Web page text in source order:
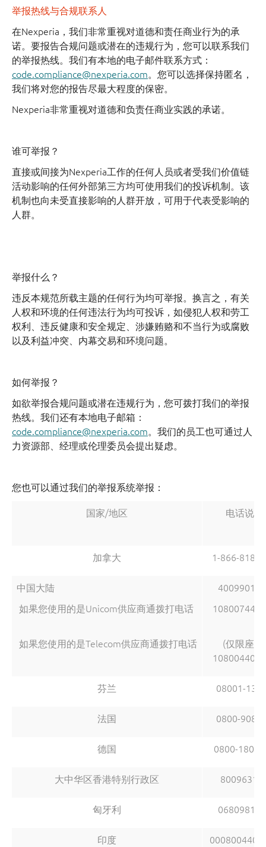
举报热线与合规联系人
在Nexperia，我们非常重视对道德和责任商业行为的承
诺。要报告合规问题或潜在的违规行为，您可以联系我们
的举报热线。我们有本地的电子邮件联系方式：
code.compliance@nexperia.com。您可以选择保持匿名，
我们将对您的报告尽最大程度的保密。
Nexperia非常重视对道德和负责任商业实践的承诺。
谁可举报？
直接或间接为Nexperia工作的任何人员或者受我们价值链
活动影响的任何外部第三方均可使用我们的投诉机制。该
机制也向未受直接影响的人群开放，可用于代表受影响的
人群。
举报什么？
违反本规范所载主题的任何行为均可举报。换言之，有关
人权和环境的任何违法行为均可投诉，如侵犯人权和劳工
权利、违反健康和安全规定、涉嫌贿赂和不当行为或腐败
以及利益冲突、内幕交易和环境问题。
如何举报？
如欲举报合规问题或潜在违规行为，您可拨打我们的举报
热线。我们还有本地电子邮箱：
code.compliance@nexperia.com。我们的员工也可通过人
力资源部、经理或伦理委员会提出疑虑。
您也可以通过我们的举报系统举报：
国家/地区 电话说明
加拿大 1-866-
中国大陆
如果您使用的是Unicom供应商通拨打电话
如果您使用的是Telecom供应商通拨打电话
(仅限座机)
芬兰 08001-
法国 0800-
德国 0800-
大中华区香港特别行政区
匈牙利
印度